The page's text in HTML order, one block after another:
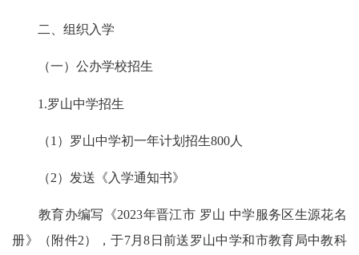
二、组织入学
（一）公办学校招生
1.罗山中学招生
（1）罗山中学初一年计划招生800人
（2）发送《入学通知书》
教育办编写《2023年晋江市 罗山 中学服务区生源花名
册》（附件2），于7月8日前送罗山中学和市教育局中教科